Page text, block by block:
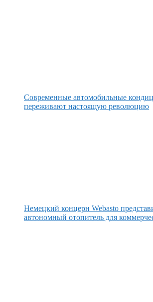
Современные автомобильные
переживают настоящую революцию
Немецкий концерн Webasto
автономный отопитель для